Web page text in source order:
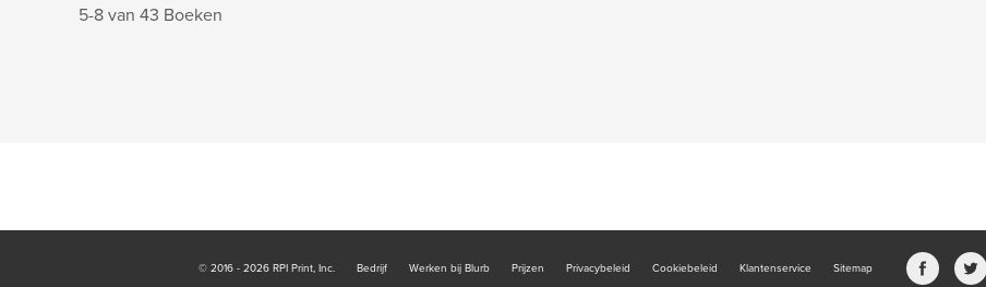
5-8 van 43 Boeken
© 2016 - 2026 RPI Print, Inc. Bedrijf Werken bij Blurb Prijzen Privacybeleid Cookiebeleid Klantenservice Sitemap